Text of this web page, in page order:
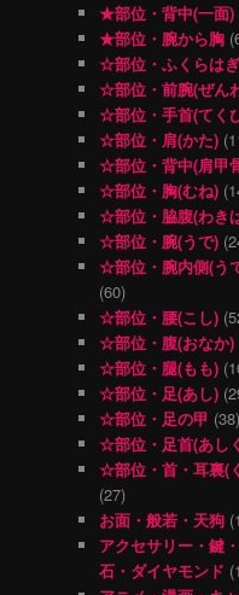
★部位・背中(一面)
★部位・腕から胸
☆部位・ふくらはぎ
☆部位・前腕(ぜん
☆部位・手首(てく
☆部位・肩(かた)
☆部位・背中(肩甲
☆部位・胸(むね)
☆部位・脇腹(わき
☆部位・腕(うで)
☆部位・腕内側(う
(60)
☆部位・腰(こし)
☆部位・腹(おなか)
☆部位・腿(もも)
☆部位・足(あし)
☆部位・足の甲 (38)
☆部位・足首(あし
☆部位・首・耳裏(
(27)
お面・般若・天狗
アクセサリー・鍵
石・ダイヤモンド